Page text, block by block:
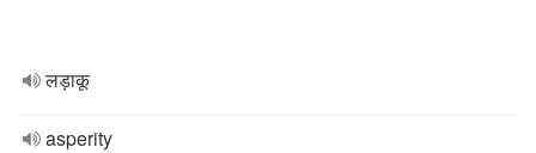
लड़ाकू
asperity